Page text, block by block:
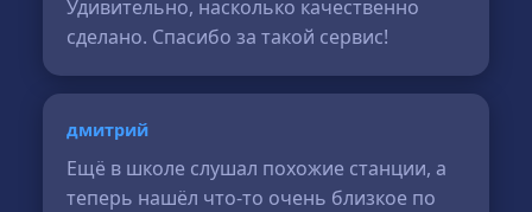
Удивительно, насколько качественно
сделано. Спасибо за такой сервис!
дмитрий
Ещё в школе слушал похожие станции, а
теперь нашёл что-то очень близкое по